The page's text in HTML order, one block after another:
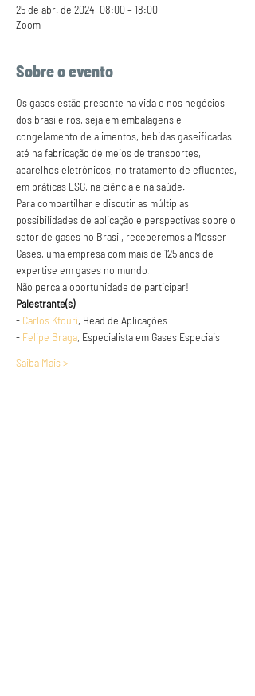
25 de abr. de 2024, 08:00 – 18:00
Zoom
Sobre o evento
Os gases estão presente na vida e nos negócios
dos brasileiros, seja em embalagens e
congelamento de alimentos, bebidas gaseificadas
até na fabricação de meios de transportes,
aparelhos eletrônicos, no tratamento de efluentes,
em práticas ESG, na ciência e na saúde.
Para compartilhar e discutir as múltiplas
possibilidades de aplicação e perspectivas sobre o
setor de gases no Brasil, receberemos a Messer
Gases, uma empresa com mais de 125 anos de
expertise em gases no mundo.
Não perca a oportunidade de participar!
Palestrante(s)
- Carlos Kfouri, Head de Aplicações
- Felipe Braga, Especialista em Gases Especiais
Saiba Mais >